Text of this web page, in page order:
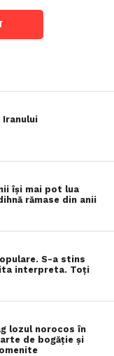
Iranului
îşi mai pot lua
rămase din anii
S-a stins
interpreta. Toți
lozul norocos în
de bogăție și